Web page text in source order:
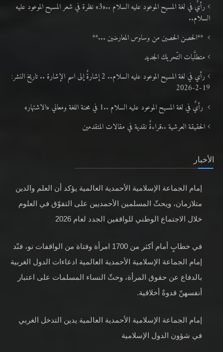
رأيٌ في لغة المسيح الموعود عليه السلام ..«3» نظرة في شعر المسيح الموعود عليه
السلام..
**الحصن الحصين من وساوس المعارضين ...**
متطلَّبات التّحريك الجديد
رأي في لغة المسيح الموعود عليه السلام.. 2 إشارةٌ إلى اسم الإشارة .. تاريخ النشر:
19-2-2026
رأيٌ في لغة المسيح الموعود عليه السلام ..1 في محنة اللغة ومعاني «الاشتهار»
الحقيقة العرشية ..قراءةٌ نقدية في مقالات المتقدمين
الأخبار
إمام الجماعة الإسلامية الأحمدية العالمية يؤكد أن العلم والدين
متلازمان، ويحثّ المسلمين الأحمديين على التفوّق في العلوم
خلال الاجتماع الوطني للواقفين الجدد لعام 2026
في خطابٍ أمام أكثر من 1700 امرأة وفتاة من الواقفات نو، فنّد
إمام الجماعة الإسلامية الأحمدية العالمية ادعاءات الدول الغربية
بالدفاع عن حقوق المرأة، وحثّ النساء المسلمات على اعتبار
أنفسهنّ قدوةً أخلاقية.
إمام الجماعة الإسلامية الأحمدية العالمية يدين التدخل الغربي
في شؤون الدول الإسلامية